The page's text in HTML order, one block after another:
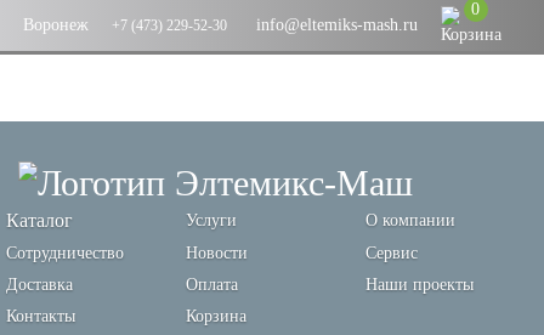
Воронеж +7 (473) 229-52-30 info@eltemiks-mash.ru
0
Каталог Услуги
О компании
Сотрудничество
Новости
Сервис
Доставка
Оплата
Наши проекты
Контакты
Корзина